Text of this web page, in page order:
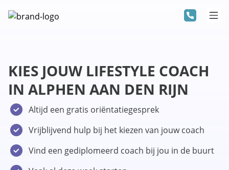
KIES JOUW LIFESTYLE COACH
IN ALPHEN AAN DEN RIJN
Altijd een gratis oriëntatiegesprek
Vrijblijvend hulp bij het kiezen van jouw coach
Vind een gediplomeerd coach bij jou in de buurt